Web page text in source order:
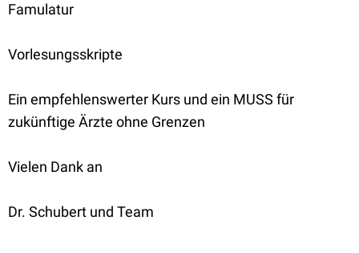
Famulatur
Vorlesungsskripte
Ein empfehlenswerter Kurs und ein MUSS für
zukünftige Ärzte ohne Grenzen
Vielen Dank an
Dr. Schubert und Team